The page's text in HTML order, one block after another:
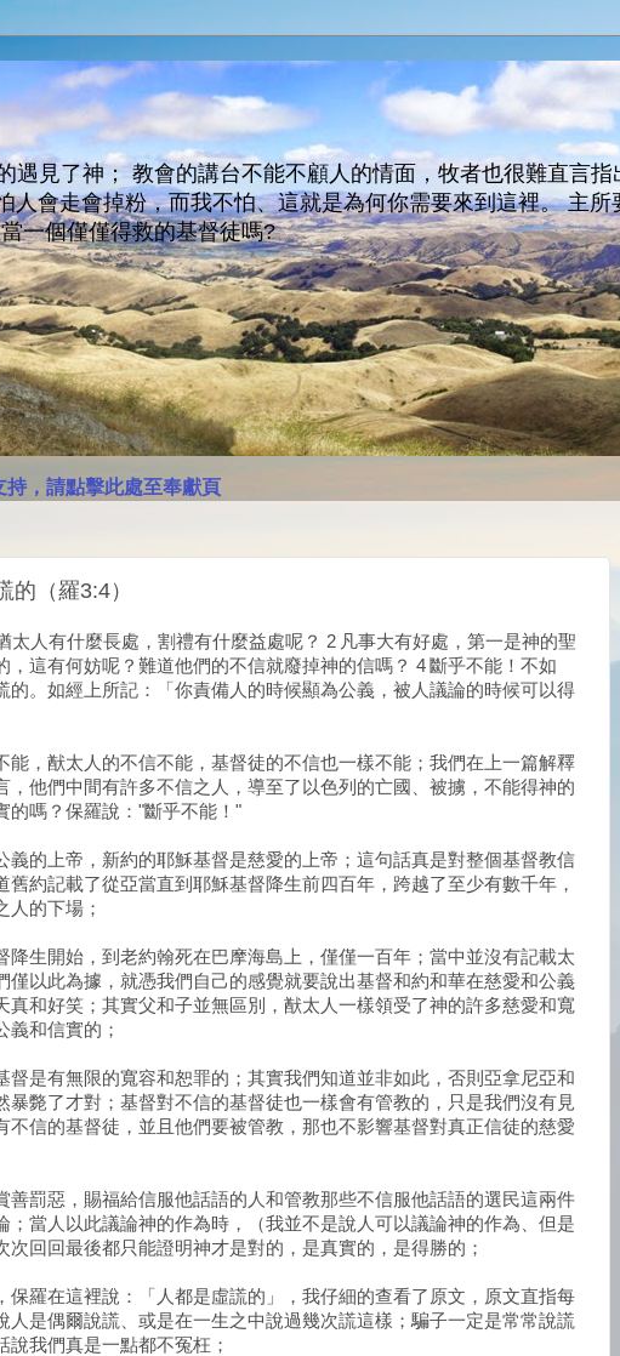
遇見了神； 教會的講台不能不顧人的情面，牧者也很難直言
人會走會掉粉，而我不怕、這就是為何你需要來到這裡。 主
一個僅僅得救的基督徒嗎?
，請點擊此處至奉獻頁
（羅3:4）
太人有什麼長處，割禮有什麼益處呢？ 2 凡事大有好處，第一是神的聖
，這有何妨呢？難道他們的不信就廢掉神的信嗎？ 4 斷乎不能！不如
的。如經上所記：「你責備人的時候顯為公義，被人議論的時候可以得
能，猷太人的不信不能，基督徒的不信也一樣不能；我們在上一篇解釋
，他們中間有許多不信之人，導至了以色列的亡國、被擄，不能得神的
的嗎？保羅說："斷乎不能！"
義的上帝，新約的耶穌基督是慈愛的上帝；這句話真是對整個基督教信
舊約記載了從亞當直到耶穌基督降生前四百年，跨越了至少有數千年，
人的下場；
降生開始，到老約翰死在巴摩海島上，僅僅一百年；當中並沒有記載太
僅以此為據，就憑我們自己的感覺就要說出基督和約和華在慈愛和公義
真和好笑；其實父和子並無區別，猷太人一樣領受了神的許多慈愛和寬
義和信實的；
督是有無限的寬容和恕罪的；其實我們知道並非如此，否則亞拿尼亞和
暴斃了才對；基督對不信的基督徒也一樣會有管教的，只是我們沒有見
不信的基督徒，並且他們要被管教，那也不影響基督對真正信徒的慈愛
善罰惡，賜福給信服他話語的人和管教那些不信服他話語的選民這兩件
；當人以此議論神的作為時，（我並不是說人可以議論神的作為、但是
回回最後都只能證明神才是對的，是真實的，是得勝的；
保羅在這裡說：「人都是虛謊的」，我仔細的查看了原文，原文直指每
人是偶爾說謊、或是在一生之中說過幾次謊這樣；騙子一定是常常說謊
我們真是一點都不冤枉；